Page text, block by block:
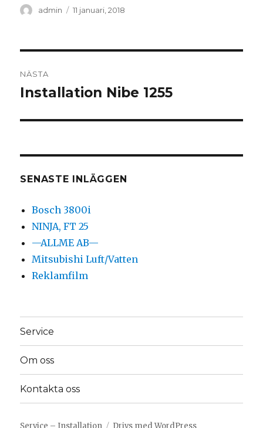
Författare
admin Postat
11 januari, 2018
NÄSTA
Nästa
Installation Nibe 1255
SENASTE INLÄGGEN
Bosch 3800i
NINJA, FT 25
—ALLME AB—
Mitsubishi Luft/Vatten
Reklamfilm
Service
Om oss
Kontakta oss
Service – Installation Drivs med WordPress